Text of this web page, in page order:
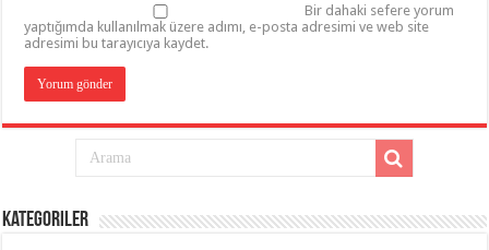
Bir dahaki sefere yorum
yaptığımda kullanılmak üzere adımı, e-posta adresimi ve web site
adresimi bu tarayıcıya kaydet.
Kategoriler